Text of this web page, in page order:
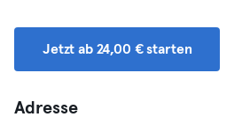
Jetzt ab 24,00 € starten
Adresse